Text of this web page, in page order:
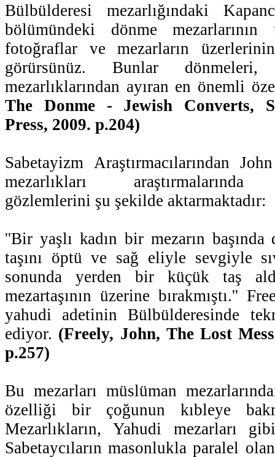
Bülbülderesi mezarlığındaki
bölümündeki dönme
fotoğraflar ve mezarların
görürsünüz. Bunlar
mezarlıklarından ayıran en önemli
The Donme - Jewish Converts,
Press, 2009. p.204)
Sabetayizm Araştırmacılarından
mezarlıkları araştırmalarında
gözlemlerini şu şekilde aktarmaktadır:
''Bir yaşlı kadın bir mezarın
taşını öptü ve sağ eliyle sevgiyle
sonunda yerden bir küçük taş
mezartaşının üzerine bırakmıştı.''
yahudi adetinin Bülbülderesinde
ediyor. (Freely, John, The Lost
p.257)
Bu mezarları müslüman
özelliği bir çoğunun kıbleye
Mezarlıkların, Yahudi mezarları
Sabetaycıların masonlukla paralel